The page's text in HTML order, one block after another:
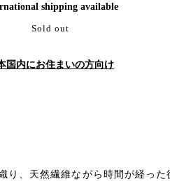
shipping available
Sold out
国内にお住まいの方向け
り、天然繊維ながら時間が経った